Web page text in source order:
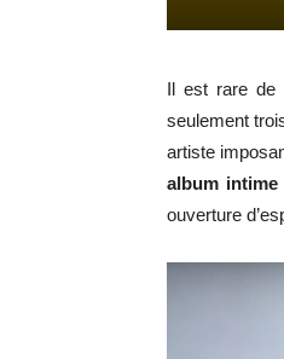
Il est rare de
seulement
artiste
album
ouverture